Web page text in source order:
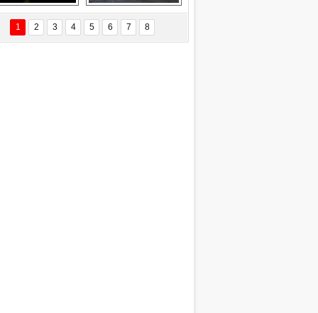
ÖZYANIK
Değişti?
Delta uçağına
yıldırım çarptı
Ford Focus RS
(2015)
1 2 3 4 5 6 7 8